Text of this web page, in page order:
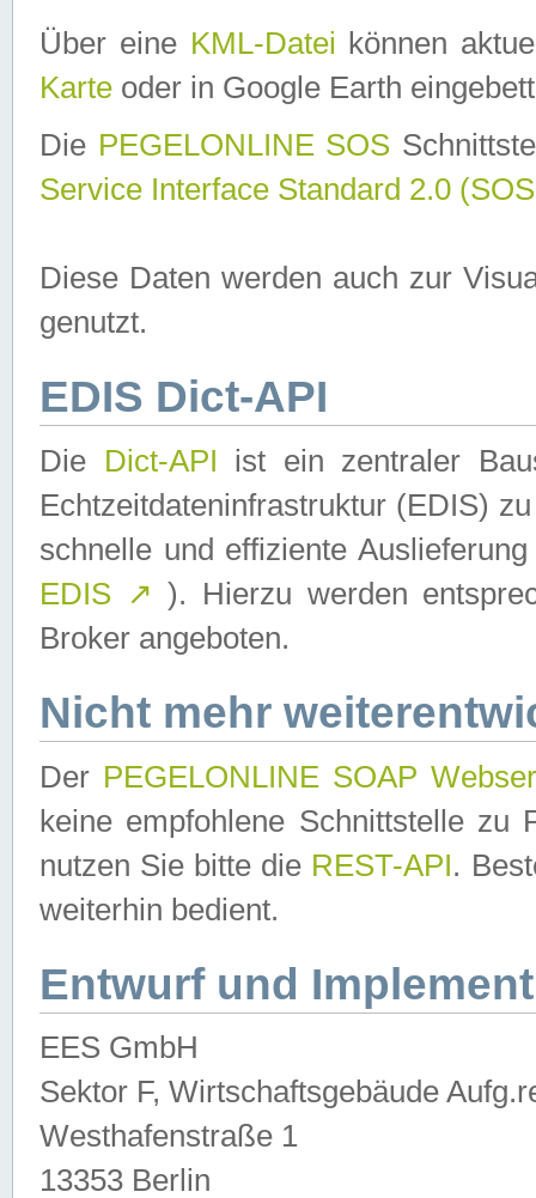
Über eine KML-Datei können
Karte oder in Google Earth
Die PEGELONLINE SOS
Service Interface Standard 2.0
Diese Daten werden auch zur
genutzt.
EDIS Dict-API
Die Dict-API ist ein zentraler
Echtzeitdateninfrastruktur (EDIS)
schnelle und effiziente
EDIS ↗ ). Hierzu werden
Broker angeboten.
Nicht mehr
Der PEGELONLINE SOAP
keine empfohlene Schnittstelle zu
nutzen Sie bitte die REST-API.
weiterhin bedient.
Entwurf und
EES GmbH
Sektor F, Wirtschaftsgebäude
Westhafenstraße 1
13353 Berlin